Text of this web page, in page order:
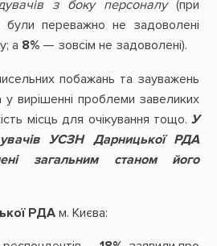
з боку персоналу(при
переважно не задоволені
а 8%— зовсім не задоволені).
побажань та зауважень
у вирішенні проблеми завеликих
місць для очікування тощо.У
УСЗН Дарницької РДА
загальним станом його
РДАм. Києва: